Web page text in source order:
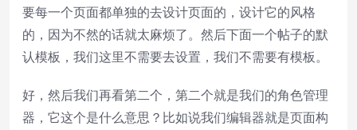
要每一个页面都单独的去设计页面的，设计它的风格
的，因为不然的话就太麻烦了。然后下面一个帖子的默
认模板，我们这里不需要去设置，我们不需要有模板。
好，然后我们再看第二个，第二个就是我们的角色管理
器，它这个是什么意思？比如说我们编辑器就是页面构